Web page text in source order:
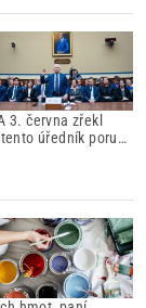
3. června zřekl
úředník porušil